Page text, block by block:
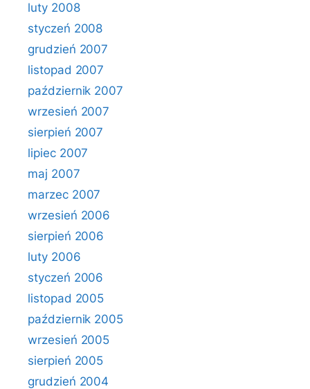
luty 2008
styczeń 2008
grudzień 2007
listopad 2007
październik 2007
wrzesień 2007
sierpień 2007
lipiec 2007
maj 2007
marzec 2007
wrzesień 2006
sierpień 2006
luty 2006
styczeń 2006
listopad 2005
październik 2005
wrzesień 2005
sierpień 2005
grudzień 2004